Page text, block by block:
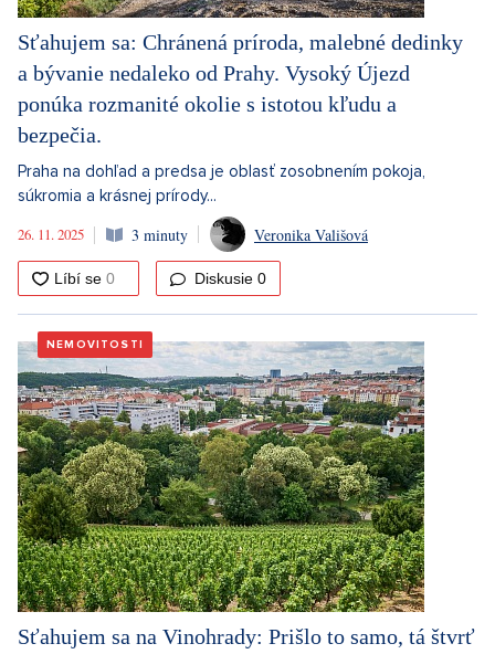
Sťahujem sa: Chránená príroda, malebné dedinky
a bývanie nedaleko od Prahy. Vysoký Újezd
ponúka rozmanité okolie s istotou kľudu a
bezpečia.
Praha na dohľad a predsa je oblasť zosobnením pokoja,
súkromia a krásnej prírody...
26. 11. 2025
3 minuty Veronika Vališová
Diskusie 0
NEMOVITOSTI
Sťahujem sa na Vinohrady: Prišlo to samo, tá štvrť